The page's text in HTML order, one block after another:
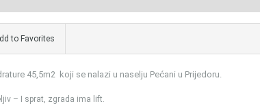
to Favorites
45,5m2 koji se nalazi u naselju Pećani u Prijedoru.
– I sprat, zgrada ima lift.